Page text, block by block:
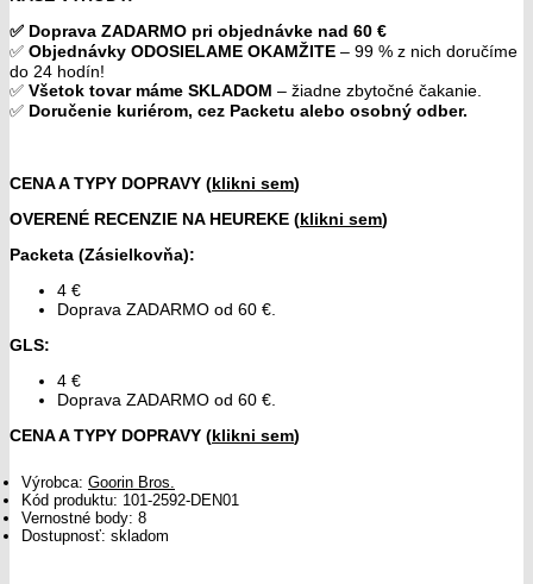
✅ Doprava ZADARMO pri objednávke nad 60 €
✅ Objednávky ODOSIELAME OKAMŽITE – 99 % z nich doručíme
do 24 hodín!
✅ Všetok tovar máme SKLADOM – žiadne zbytočné čakanie.
✅ Doručenie kuriérom, cez Packetu alebo osobný odber.
CENA A TYPY DOPRAVY (klikni sem)
OVERENÉ RECENZIE NA HEUREKE (klikni sem)
Packeta (Zásielkovňa):
4 €
Doprava ZADARMO od 60 €.
GLS:
4 €
Doprava ZADARMO od 60 €.
CENA A TYPY DOPRAVY (klikni sem)
Výrobca: Goorin Bros.
Kód produktu: 101-2592-DEN01
Vernostné body: 8
Dostupnosť: skladom